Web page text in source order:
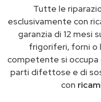
Tutte le
esclusivamente con
garanzia di 12 mesi
frigoriferi, forni o
competente si occupa
parti difettose e di
con